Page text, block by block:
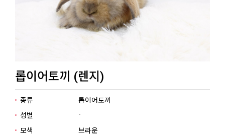
롭이어토끼 (렌지)
종류
롭이어토끼
성별
-
모색
브라운